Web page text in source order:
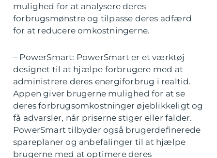
mulighed for at analysere deres
forbrugsmønstre og tilpasse deres adfærd
for at reducere omkostningerne.
– PowerSmart: PowerSmart er et værktøj
designet til at hjælpe forbrugere med at
administrere deres energiforbrug i realtid.
Appen giver brugerne mulighed for at se
deres forbrugsomkostninger øjeblikkeligt og
få advarsler, når priserne stiger eller falder.
PowerSmart tilbyder også brugerdefinerede
spareplaner og anbefalinger til at hjælpe
brugerne med at optimere deres